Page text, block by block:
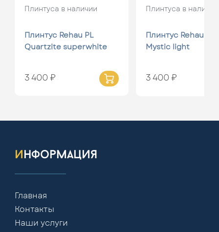
Плинтуса в наличии
Плинтус Rehau PL
Quartzite superwhite
3 400 ₽
Плинтуса в наличии
Плинтус Rehau PL
Mystic light
3 400 ₽
информация
Главная
Контакты
Наши услуги